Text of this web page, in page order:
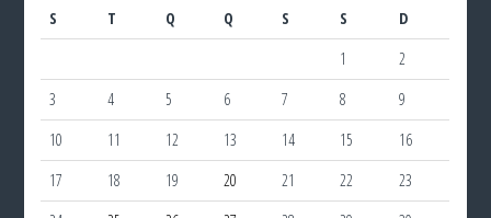
S
T Q Q S S
D
1
2
3
4 5 6 7 8
9
10
11 12 13 14 15
16
17
18 19 20 21 22
23